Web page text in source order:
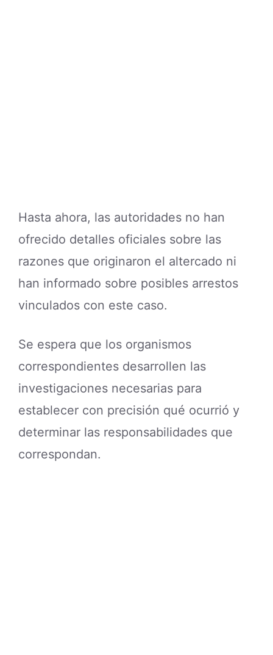
Hasta ahora, las autoridades no han
ofrecido detalles oficiales sobre las
razones que originaron el altercado ni
han informado sobre posibles arrestos
vinculados con este caso.
Se espera que los organismos
correspondientes desarrollen las
investigaciones necesarias para
establecer con precisión qué ocurrió y
determinar las responsabilidades que
correspondan.